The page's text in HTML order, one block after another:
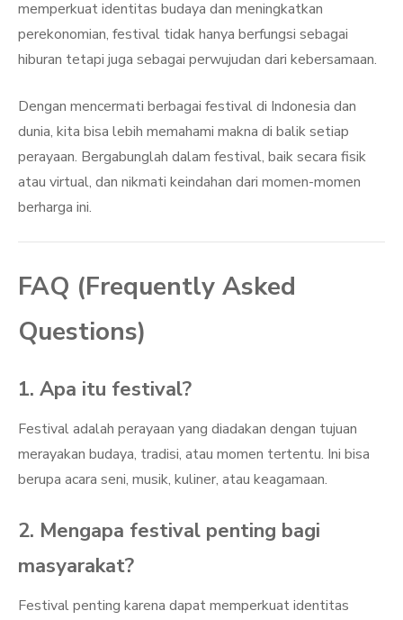
memperkuat identitas budaya dan meningkatkan
perekonomian, festival tidak hanya berfungsi sebagai
hiburan tetapi juga sebagai perwujudan dari kebersamaan.
Dengan mencermati berbagai festival di Indonesia dan
dunia, kita bisa lebih memahami makna di balik setiap
perayaan. Bergabunglah dalam festival, baik secara fisik
atau virtual, dan nikmati keindahan dari momen-momen
berharga ini.
FAQ (Frequently Asked
Questions)
1. Apa itu festival?
Festival adalah perayaan yang diadakan dengan tujuan
merayakan budaya, tradisi, atau momen tertentu. Ini bisa
berupa acara seni, musik, kuliner, atau keagamaan.
2. Mengapa festival penting bagi
masyarakat?
Festival penting karena dapat memperkuat identitas